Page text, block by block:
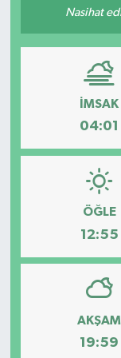
Nasihat
İMSAK
04:01
ÖĞLE
12:55
AKŞAM
19:59